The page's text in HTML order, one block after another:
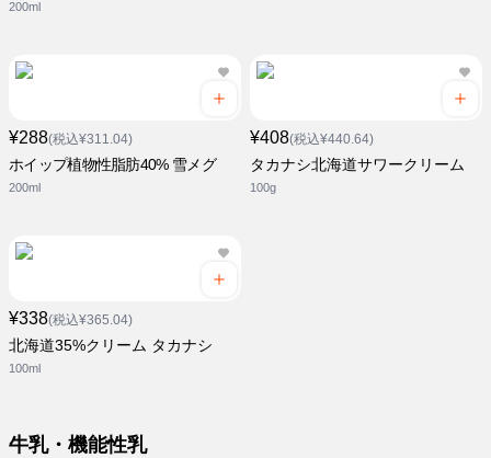
200ml
¥288(税込¥311.04)
ホイップ植物性脂肪40% 雪メグ
200ml
¥408(税込¥440.64)
タカナシ北海道サワークリーム
100g
¥338(税込¥365.04)
北海道35%クリーム タカナシ
100ml
牛乳・機能性乳